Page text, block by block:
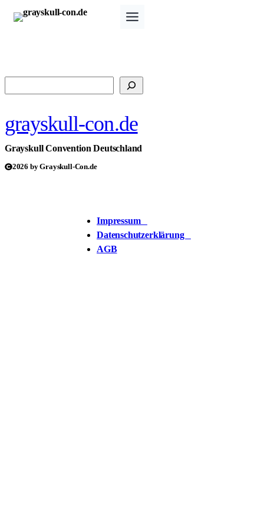
Zum
Inhalt
grayskull-con.de
Grayskull Convention Deutschland
2026 by Grayskull-Con.de
Impressum
Datenschutzerklärung
AGB